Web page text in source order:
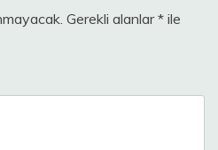
Gerekli alanlar* ile